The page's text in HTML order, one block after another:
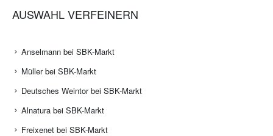
AUSWAHL VERFEINERN
Anselmann bei SBK-Markt
Müller bei SBK-Markt
Deutsches Weintor bei SBK-Markt
Alnatura bei SBK-Markt
Freixenet bei SBK-Markt